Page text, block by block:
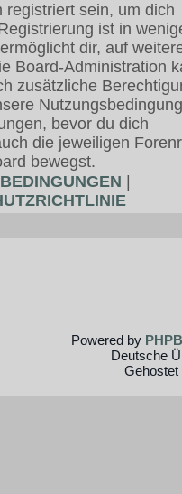
registriert sein, um dich
ist in
dir, auf
Board-Administration
zusätzliche
bevor du dich
die jeweiligen
bewegst.
Powered by
Deutsche